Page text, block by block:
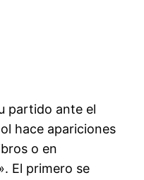
partido ante el
hace apariciones
o en
El primero se